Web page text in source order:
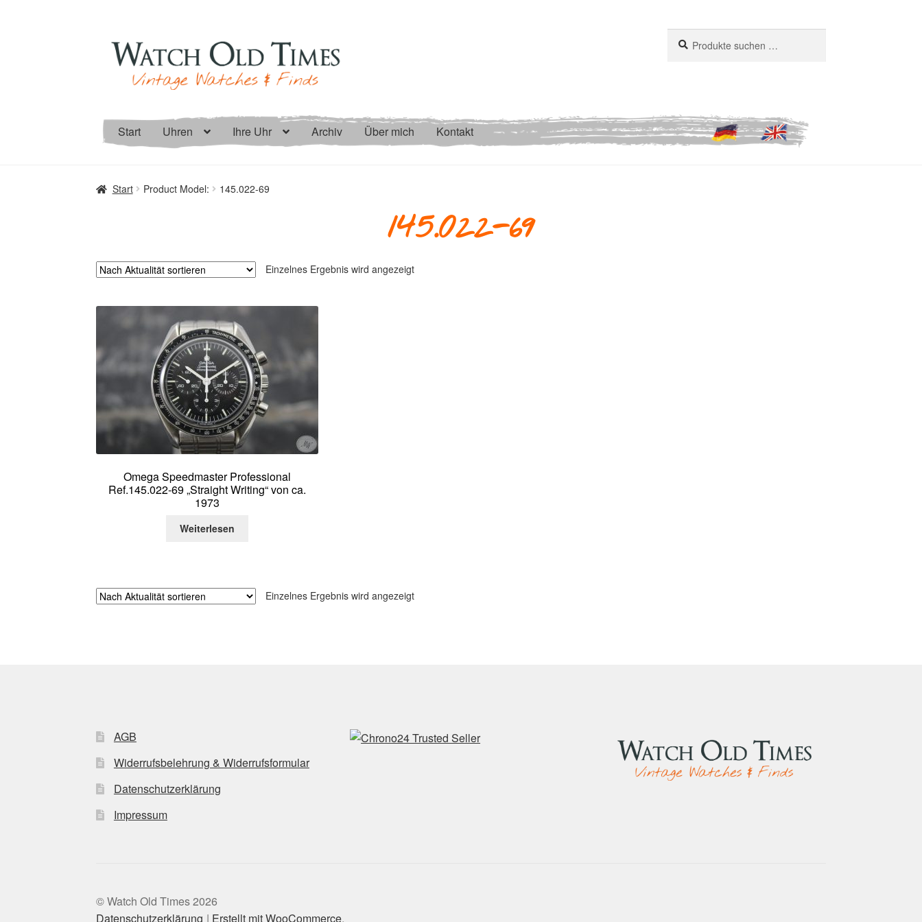
Navigation
springen
Inhalt
springen
nach:
Start Uhren Ihre Uhr Archiv Über mich Kontakt
Start Product Model: 145.022-69
145.022-69
Einzelnes Ergebnis wird angezeigt
Omega Speedmaster Professional
Ref.145.022-69 „Straight Writing“ von ca.
1973
Weiterlesen
Einzelnes Ergebnis wird angezeigt
AGB
Widerrufsbelehrung & Widerrufsformular
Datenschutzerklärung
Impressum
© Watch Old Times 2026
Datenschutzerklärung
Erstellt mit WooCommerce.